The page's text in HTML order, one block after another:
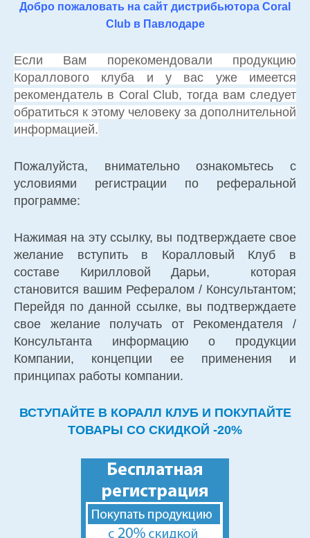
Добро пожаловать на сайт дистрибьютора Coral
Club в Павлодаре
Если Вам порекомендовали продукцию
Кораллового клуба и у вас уже имеется
рекомендатель в Coral Club, тогда вам следует
обратиться к этому человеку за дополнительной
информацией.
Пожалуйста, внимательно ознакомьтесь с
условиями регистрации по реферальной
программе:
Нажимая на эту ссылку, вы подтверждаете свое
желание вступить в Коралловый Клуб в
составе Кирилловой Дарьи, которая
становится вашим Рефералом / Консультантом;
Перейдя по данной ссылке, вы подтверждаете
свое желание получать от Рекомендателя /
Консультанта информацию о продукции
Компании, концепции ее применения и
принципах работы компании.
ВСТУПАЙТЕ В КОРАЛЛ КЛУБ И ПОКУПАЙТЕ
ТОВАРЫ СО СКИДКОЙ -20%